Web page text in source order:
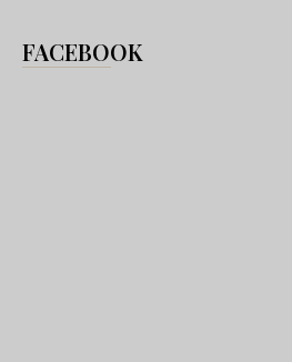
FACEBOOK